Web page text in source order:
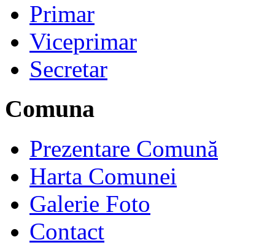
Primar
Viceprimar
Secretar
Comuna
Prezentare Comună
Harta Comunei
Galerie Foto
Contact